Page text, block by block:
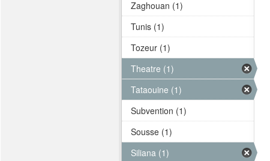
Zaghouan (1)
Tunis (1)
Tozeur (1)
Theatre (1)
Tataouine (1)
Subvention (1)
Sousse (1)
Siliana (1)